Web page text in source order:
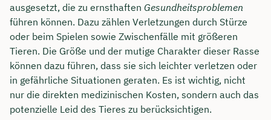
ausgesetzt, die zu ernsthaften Gesundheitsproblemen
führen können. Dazu zählen Verletzungen durch Stürze
oder beim Spielen sowie Zwischenfälle mit größeren
Tieren. Die Größe und der mutige Charakter dieser Rasse
können dazu führen, dass sie sich leichter verletzen oder
in gefährliche Situationen geraten. Es ist wichtig, nicht
nur die direkten medizinischen Kosten, sondern auch das
potenzielle Leid des Tieres zu berücksichtigen.